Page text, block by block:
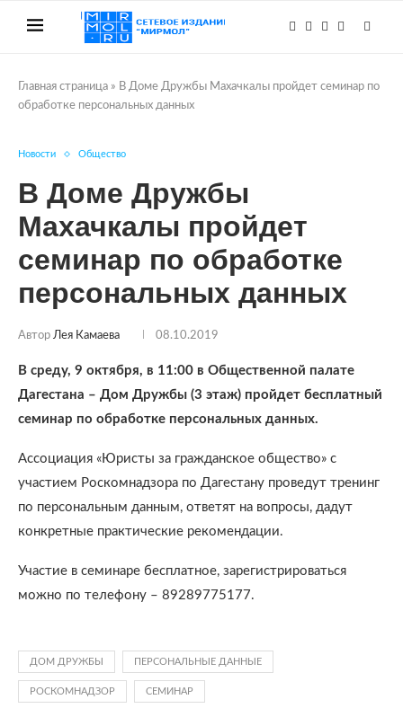
Главная страница » В Доме Дружбы Махачкалы пройдет семинар по
обработке персональных данных
Новости Общество
В Доме Дружбы
Махачкалы пройдет
семинар по обработке
персональных данных
Автор Лея Камаева 08.10.2019
В среду, 9 октября, в 11:00 в Общественной палате
Дагестана – Дом Дружбы (3 этаж) пройдет бесплатный
семинар по обработке персональных данных.
Ассоциация «Юристы за гражданское общество» с
участием Роскомнадзора по Дагестану проведут тренинг
по персональным данным, ответят на вопросы, дадут
конкретные практические рекомендации.
Участие в семинаре бесплатное, зарегистрироваться
можно по телефону – 89289775177.
ДОМ ДРУЖБЫ ПЕРСОНАЛЬНЫЕ ДАННЫЕ
РОСКОМНАДЗОР СЕМИНАР